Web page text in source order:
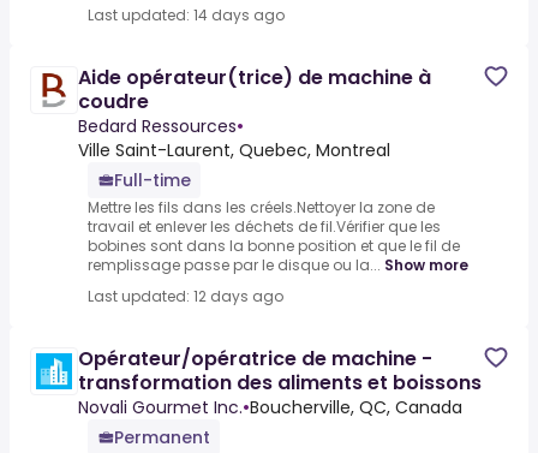
Last updated: 14 days ago
Aide opérateur(trice) de machine à
coudre
Bedard Ressources•
Ville Saint-Laurent, Quebec, Montreal
Full-time
Mettre les fils dans les créels.Nettoyer la zone de
travail et enlever les déchets de fil.Vérifier que les
bobines sont dans la bonne position et que le fil de
remplissage passe par le disque ou la... Show more
Last updated: 12 days ago
Opérateur/opératrice de machine -
transformation des aliments et boissons
Novali Gourmet Inc.•Boucherville, QC, Canada
Permanent